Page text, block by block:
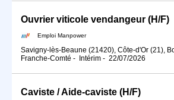
Ouvrier viticole vendangeur (H/F)
Emploi Manpower
Savigny-lès-Beaune (21420), Côte-d'Or (21),
Franche-Comté - Intérim - 22/07/2026
Caviste / Aide-caviste (H/F)